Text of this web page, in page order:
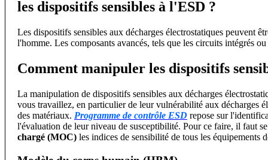
les dispositifs sensibles à l'ESD ?
Les dispositifs sensibles aux décharges électrostatiques peuvent
l'homme. Les composants avancés, tels que les circuits intégrés
Comment manipuler les dispositifs
La manipulation de dispositifs sensibles aux décharges
vous travaillez, en particulier de leur vulnérabilité aux décharges
des matériaux. Programme de contrôle ESD repose sur
l'évaluation de leur niveau de susceptibilité. Pour ce faire, il faut
chargé (MOC) les indices de sensibilité de tous les équipements